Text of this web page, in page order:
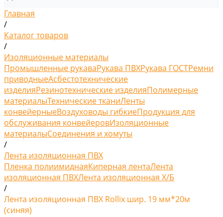
Главная
/
Каталог товаров
/
Изоляционные материалы
Промышленные рукаваРукава ПВХРукава ГОСТРемни
приводныеАсбестотехнические
изделияРезинотехнические изделияПолимерные
материалыТехнические тканиЛенты
конвейерныеВоздуховоды гибкиеПродукция для
обслуживания конвейеровИзоляционные
материалыСоединения и хомуты
/
Лента изоляционная ПВХ
Пленка полиимиднаяКиперная лентаЛента
изоляционная ПВХЛента изоляционная Х/Б
/
Лента изоляционная ПВХ Rollix шир. 19 мм*20м
(синяя)